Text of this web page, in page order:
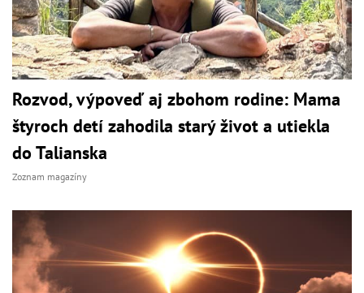
Rozvod, výpoveď aj zbohom rodine: Mama
štyroch detí zahodila starý život a utiekla
do Talianska
Zoznam magazíny